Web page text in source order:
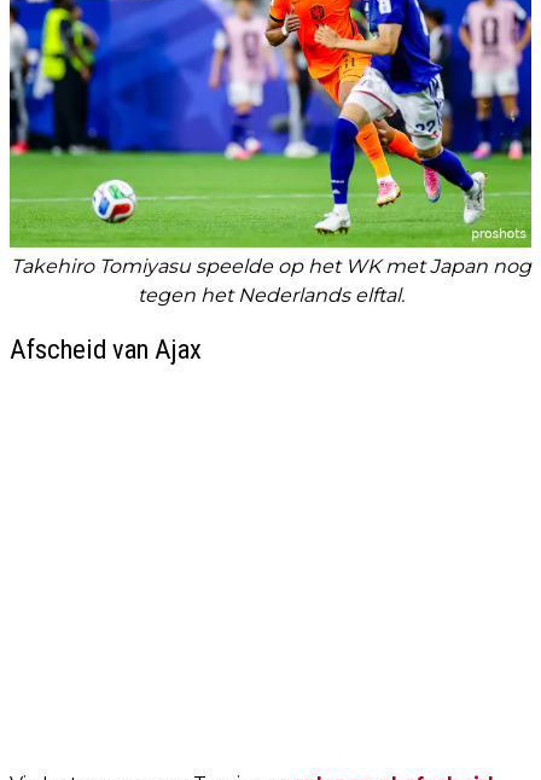
Takehiro Tomiyasu speelde op het WK met Japan nog
tegen het Nederlands elftal.
Afscheid van Ajax